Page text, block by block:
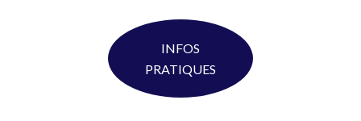
INFOS
PRATIQUES